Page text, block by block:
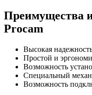
Преимущества
Procam
Высокая
Простой и
Возможность
Специальный
Возможность